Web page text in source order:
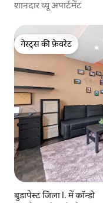
शानदार व्यू अपार्टमेंट
गेस्ट्स की फ़ेवरेट
गेस्ट्स की फ़ेवरेट
बुडापेस्ट जिला I. में कॉन्डो